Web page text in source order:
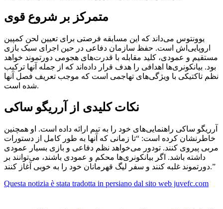
متمرکز بر شروع قوی
یوونتوس می‌داند که این مسابقه فرصتی برای تعیین لحن کمپین
اروپایی‌اش است. حفظ سازمان دفاعی در حین اجرای سبک بازی
مستقیم و عمودی، کلید مقابله با قدرت‌های هجومی دورتموند خواهد
بود. بیانکونری‌ها اهدافی را هدف قرار داده‌اند که از جمله آنها ترکیب
نظم تاکتیکی با ویژگی‌های تهاجمی است که موجب تعریف فصل آنها
شده است.
نکات کلیدی از آرریگو ساکی
آرریگو ساکی راهنمایی‌های خود را به تیم ارائه داده است. او همچنین
خاطرنشان کرده است: “تا زمانی که آنها به طور کامل از دستورات
مربی پیروی کنند. تودور می‌خواهد نظم دفاعی و بازی بسیار عمودی
داشته باشد. اگر بیانکونری‌ها محکم و عمودی باشند، می‌توانند بر
دورتموند غلبه کنند و سفر لیگ قهرمانان خود را به خوبی آغاز کنند.”
Questa notizia è stata tradotta in persiano dal sito web juvefc.com